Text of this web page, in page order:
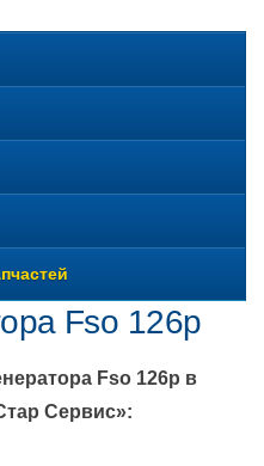
Fso 126p
Fso 126p в
Сервис»: